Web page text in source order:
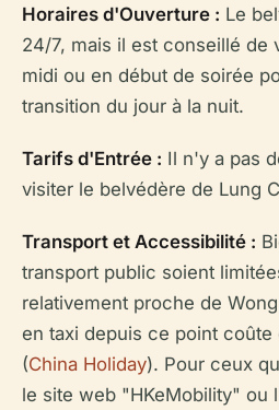
Horaires d'Ouverture : Le
24/7, mais il est conseillé de
midi ou en début de soirée
transition du jour à la nuit.
Tarifs d'Entrée : Il n'y a pas
visiter le belvédère de Lung
Transport et Accessibilité :
transport public soient
relativement proche de
en taxi depuis ce point coûte
(China Holiday). Pour ceux
le site web "HKeMobility" ou